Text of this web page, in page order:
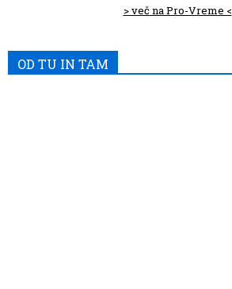
> več na Pro-Vreme <
OD TU IN TAM